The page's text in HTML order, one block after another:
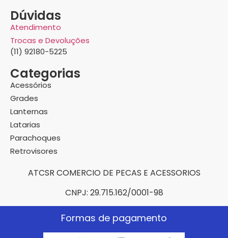
Dúvidas
Atendimento
Trocas e Devoluções
(11) 92180-5225
Categorias
Acessórios
Grades
Lanternas
Latarias
Parachoques
Retrovisores
ATCSR COMERCIO DE PECAS E ACESSORIOS
CNPJ: 29.715.162/0001-98
Formas de pagamento